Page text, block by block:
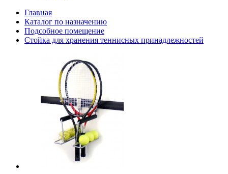
Главная
Каталог по назначению
Подсобное помещение
Стойка для хранения теннисных принадлежностей